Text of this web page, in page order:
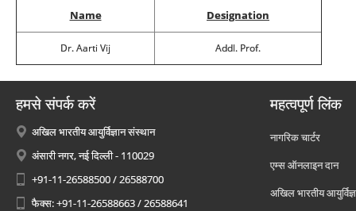
Name Designation
Dr. Aarti Vij Addl. Prof.
हमसे संपर्क करें
अखिल भारतीय आयुर्विज्ञान संस्थान
अंसारी नगर, नई दिल्ली - 110029
+91-11-26588500 / 26588700
फैक्स: +91-11-26588663 / 26588641
महत्वपूर्ण लिंक
नागरिक चार्टर
एम्स ऑनलाइन दान
अखिल भारतीय